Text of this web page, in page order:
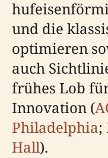
und die
optimieren
auch
frühes Lob
Innovation (
Philadelphia;
Hall).